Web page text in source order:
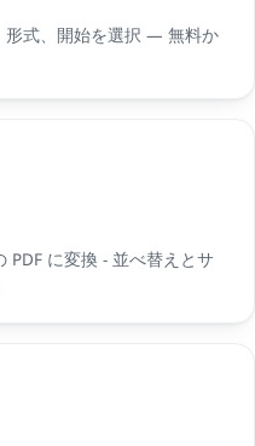
形式、開始を選択 — 無料か
PDF に変換 - 並べ替えとサ